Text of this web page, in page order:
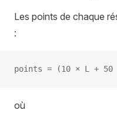
Les points de chaque
:
points = (10 × L +
où